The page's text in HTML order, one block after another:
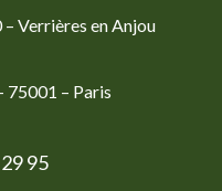
Verrières en Anjou
75001 – Paris
95